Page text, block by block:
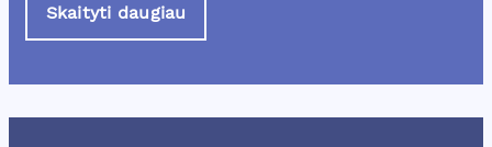
Skaityti daugiau